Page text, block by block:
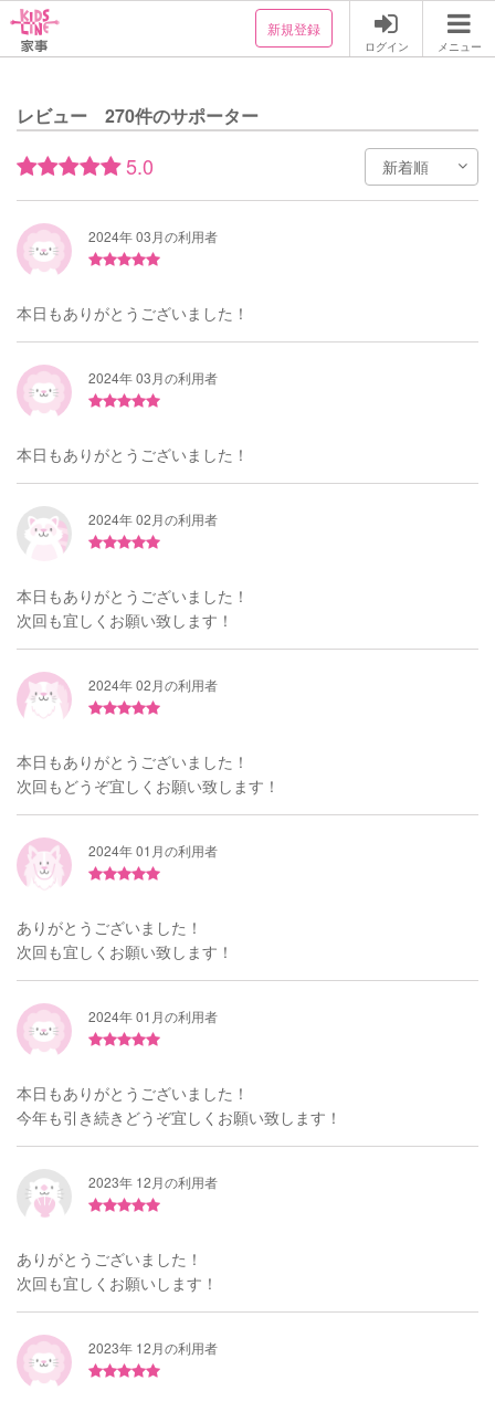
新規登録
ログイン メニュー
レビュー 270件のサポーター
5.0
2024年 03月の利用者
本日もありがとうございました！
2024年 03月の利用者
本日もありがとうございました！
2024年 02月の利用者
本日もありがとうございました！
次回も宜しくお願い致します！
2024年 02月の利用者
本日もありがとうございました！
次回もどうぞ宜しくお願い致します！
2024年 01月の利用者
ありがとうございました！
次回も宜しくお願い致します！
2024年 01月の利用者
本日もありがとうございました！
今年も引き続きどうぞ宜しくお願い致します！
2023年 12月の利用者
ありがとうございました！
次回も宜しくお願いします！
2023年 12月の利用者